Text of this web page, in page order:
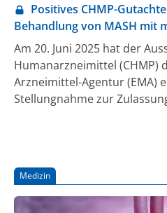
Positives CHMP-
Behandlung von MASH mit
fortgeschrittener
Am 20. Juni 2025 hat der
Humanarzneimittel (CHMP)
Arzneimittel-Agentur (EMA)
Stellungnahme zur
erwachsenen
Steatohepatitis (MASH) und
fortgeschrittener
Eine Entscheidung der
Medizin